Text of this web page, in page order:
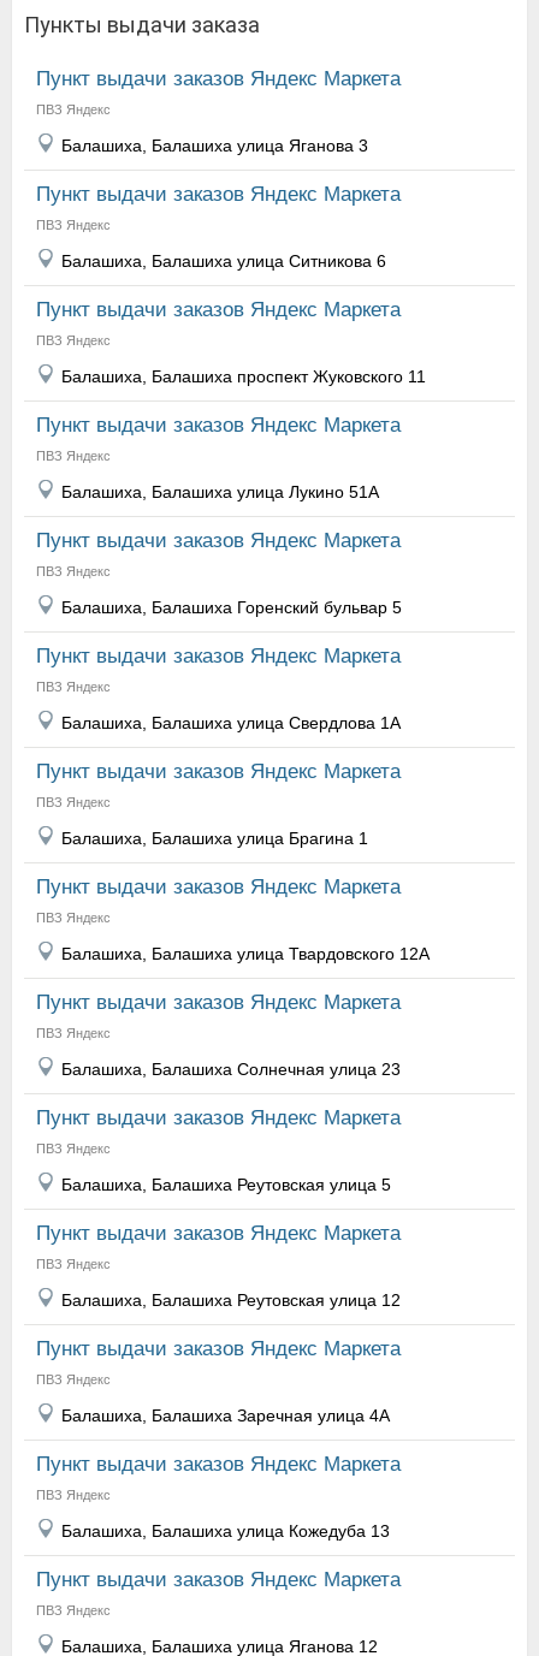
Пункты выдачи заказа
Пункт выдачи заказов Яндекс Маркета
ПВЗ Яндекс
Балашиха, Балашиха улица Яганова 3
Пункт выдачи заказов Яндекс Маркета
ПВЗ Яндекс
Балашиха, Балашиха улица Ситникова 6
Пункт выдачи заказов Яндекс Маркета
ПВЗ Яндекс
Балашиха, Балашиха проспект Жуковского 11
Пункт выдачи заказов Яндекс Маркета
ПВЗ Яндекс
Балашиха, Балашиха улица Лукино 51А
Пункт выдачи заказов Яндекс Маркета
ПВЗ Яндекс
Балашиха, Балашиха Горенский бульвар 5
Пункт выдачи заказов Яндекс Маркета
ПВЗ Яндекс
Балашиха, Балашиха улица Свердлова 1А
Пункт выдачи заказов Яндекс Маркета
ПВЗ Яндекс
Балашиха, Балашиха улица Брагина 1
Пункт выдачи заказов Яндекс Маркета
ПВЗ Яндекс
Балашиха, Балашиха улица Твардовского 12А
Пункт выдачи заказов Яндекс Маркета
ПВЗ Яндекс
Балашиха, Балашиха Солнечная улица 23
Пункт выдачи заказов Яндекс Маркета
ПВЗ Яндекс
Балашиха, Балашиха Реутовская улица 5
Пункт выдачи заказов Яндекс Маркета
ПВЗ Яндекс
Балашиха, Балашиха Реутовская улица 12
Пункт выдачи заказов Яндекс Маркета
ПВЗ Яндекс
Балашиха, Балашиха Заречная улица 4А
Пункт выдачи заказов Яндекс Маркета
ПВЗ Яндекс
Балашиха, Балашиха улица Кожедуба 13
Пункт выдачи заказов Яндекс Маркета
ПВЗ Яндекс
Балашиха, Балашиха улица Яганова 12